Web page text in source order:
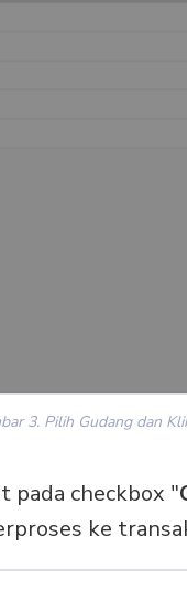
3. Pilih Gudang dan
pada checkbox "
ke